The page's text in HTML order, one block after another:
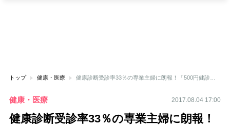
トップ 健康・医療 健康診断受診率33％の専業主婦に朗報！「500円健診」を体験
健康・医療 2017.08.04 17:00
健康診断受診率33％の専業主婦に朗報！